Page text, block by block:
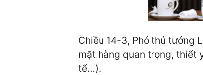
Chiều 14-3, Phó thủ tướng
mặt hàng quan trọng, thiết
tế…).